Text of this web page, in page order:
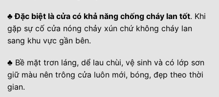
♣ Đặc biệt là cửa có khả năng chống cháy lan tốt. Khi
gặp sự cố cửa nóng chảy xún chứ không cháy lan
sang khu vực gần bên.
♣ Bề mặt trơn láng, dể lau chùi, vệ sinh và có lớp sơn
giữ màu nên trông cửa luôn mới, bóng, đẹp theo thời
gian.